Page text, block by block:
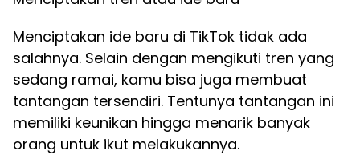
Menciptakan ide baru di TikTok tidak ada
salahnya. Selain dengan mengikuti tren yang
sedang ramai, kamu bisa juga membuat
tantangan tersendiri. Tentunya tantangan ini
memiliki keunikan hingga menarik banyak
orang untuk ikut melakukannya.